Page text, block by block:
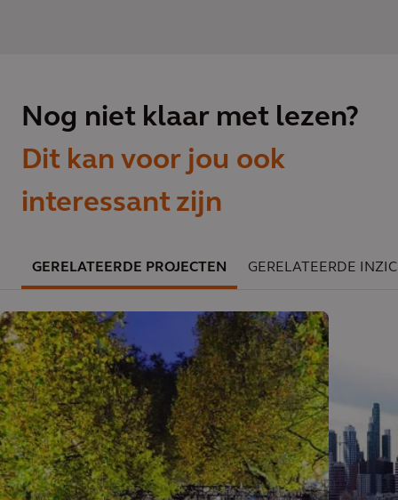
Nog niet klaar met lezen?
Dit kan voor jou ook
interessant zijn
GERELATEERDE PROJECTEN GERELATEERDE